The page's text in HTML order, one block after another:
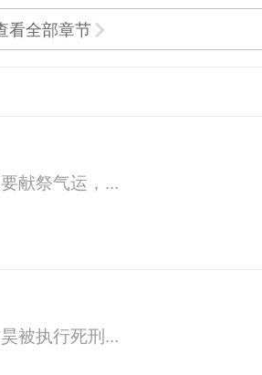
看全部章节
献祭气运，...
被执行死刑...